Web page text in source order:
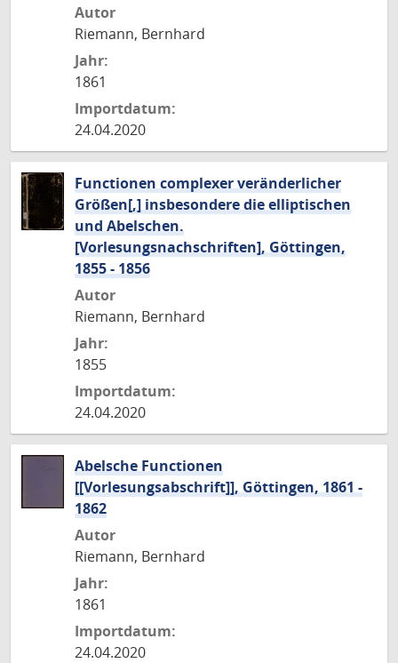
Autor
Riemann, Bernhard
Jahr:
1861
Importdatum:
24.04.2020
Functionen complexer veränderlicher
Größen[,] insbesondere die elliptischen
und Abelschen.
[Vorlesungsnachschriften], Göttingen,
1855 - 1856
Autor
Riemann, Bernhard
Jahr:
1855
Importdatum:
24.04.2020
Abelsche Functionen
[[Vorlesungsabschrift]], Göttingen, 1861 -
1862
Autor
Riemann, Bernhard
Jahr:
1861
Importdatum:
24.04.2020